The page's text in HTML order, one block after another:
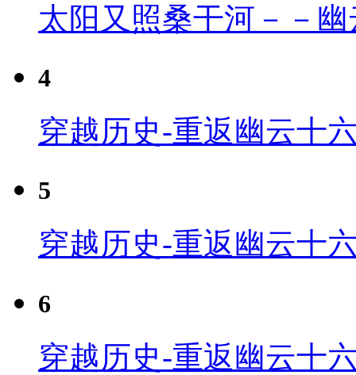
太阳又照桑干河－－
4
穿越历史-重返幽云十
5
穿越历史-重返幽云十
6
穿越历史-重返幽云十